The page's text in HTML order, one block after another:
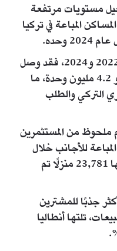
مستويات مرتفعة
المباعة في تركيا
أما خلال الفترة الممتدة بين عامي 2022 و2024، فقد وصل
إجمالي عدد المساكن المباعة إلى نحو 4.2 مليون وحدة، ما
التركي والطلب
ملحوظ من المستثمرين
للأجانب خلال
الفترة نفسها 126,276 منزلًا، منها 23,781 منزلًا تم
جذبًا للمشترين
المبيعات، تلتها أنطاليا